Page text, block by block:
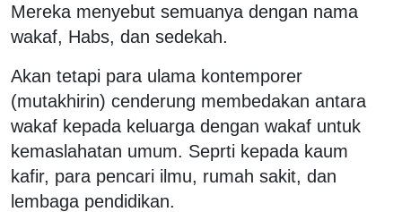
Mereka menyebut semuanya dengan nama
wakaf, Habs, dan sedekah.
Akan tetapi para ulama kontemporer
(mutakhirin) cenderung membedakan antara
wakaf kepada keluarga dengan wakaf untuk
kemaslahatan umum. Seprti kepada kaum
kafir, para pencari ilmu, rumah sakit, dan
lembaga pendidikan.